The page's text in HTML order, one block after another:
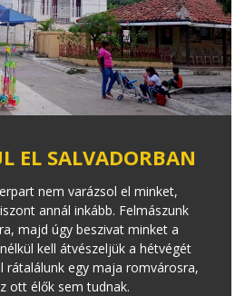
EL SALVADORBAN
nem varázsol el minket,
annál inkább. Felmászunk
majd úgy beszivat minket a
kell átvészeljük a hétvégét
rátalálunk egy maja romvárosra,
ott élők sem tudnak.